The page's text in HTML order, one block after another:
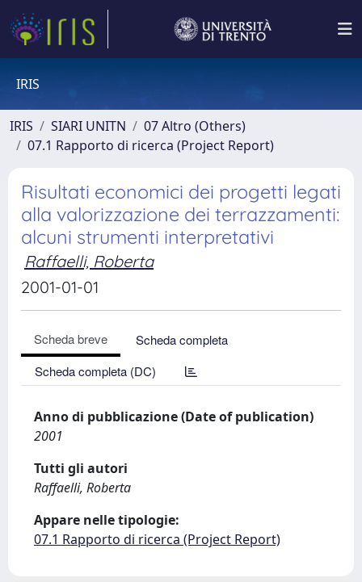
IRIS
IRIS SIARI UNITN
07 Altro (Others)
07.1 Rapporto di ricerca (Project Report)
Risultati economici dei progetti legati
alla valorizzazione dei terrazzamenti:
alcuni strumenti interpretativi
Raffaelli, Roberta
2001-01-01
Scheda breve
Scheda completa
Scheda completa (DC)
Anno di pubblicazione (Date of publication)
2001
Tutti gli autori
Raffaelli, Roberta
Appare nelle tipologie:
07.1 Rapporto di ricerca (Project Report)